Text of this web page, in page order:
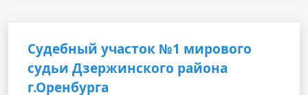
Судебный участок №1 мирового
судьи Дзержинского района
г.Оренбурга